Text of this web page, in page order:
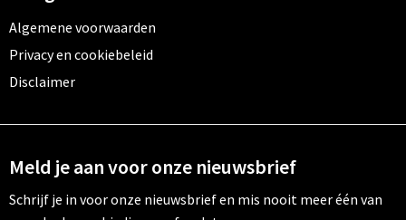
Algemene voorwaarden
Privacy en cookiebeleid
Disclaimer
Meld je aan voor onze nieuwsbrief
Schrijf je in voor onze nieuwsbrief en mis nooit meer één van